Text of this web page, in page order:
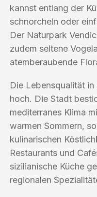
kannst entlang der
schnorcheln oder
Der Naturpark
zudem seltene
atemberaubende
Die Lebensqualität
hoch. Die Stadt
mediterranes Klima
warmen Sommern,
kulinarischen
Restaurants und
sizilianische Küche
regionalen